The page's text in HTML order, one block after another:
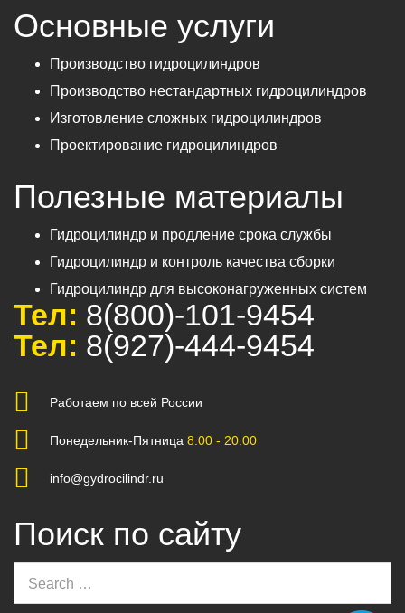
Основные услуги
Производство гидроцилиндров
Производство нестандартных гидроцилиндров
Изготовление сложных гидроцилиндров
Проектирование гидроцилиндров
Полезные материалы
Гидроцилиндр и продление срока службы
Гидроцилиндр и контроль качества сборки
Гидроцилиндр для высоконагруженных систем
Тел: 8(800)-101-9454
Тел: 8(927)-444-9454
Работаем по всей России
Понедельник-Пятница 8:00 - 20:00
info@gydrocilindr.ru
Поиск по сайту